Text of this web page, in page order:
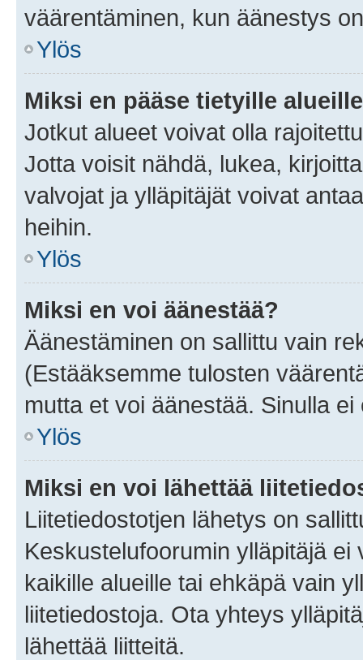
väärentäminen, kun äänestys
Ylös
Miksi en pääse tietyille
Jotkut alueet voivat olla
Jotta voisit nähdä, lukea,
valvojat ja ylläpitäjät voivat
heihin.
Ylös
Miksi en voi äänestää?
Äänestäminen on sallittu vain
(Estääksemme tulosten
mutta et voi äänestää. Sinulla
Ylös
Miksi en voi lähettää
Liitetiedostotjen lähetys on
Keskustelufoorumin ylläpitäjä
kaikille alueille tai ehkäpä vain
liitetiedostoja. Ota yhteys
lähettää liitteitä.